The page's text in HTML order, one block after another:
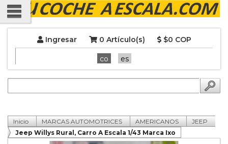
Ingresar 0 Artículo(s) $0 COP
co es
Inicio MARCAS AUTOMOTRICES AMERICANOS
JEEP
Jeep Willys Rural, Carro A Escala 1/43 Marca Ixo